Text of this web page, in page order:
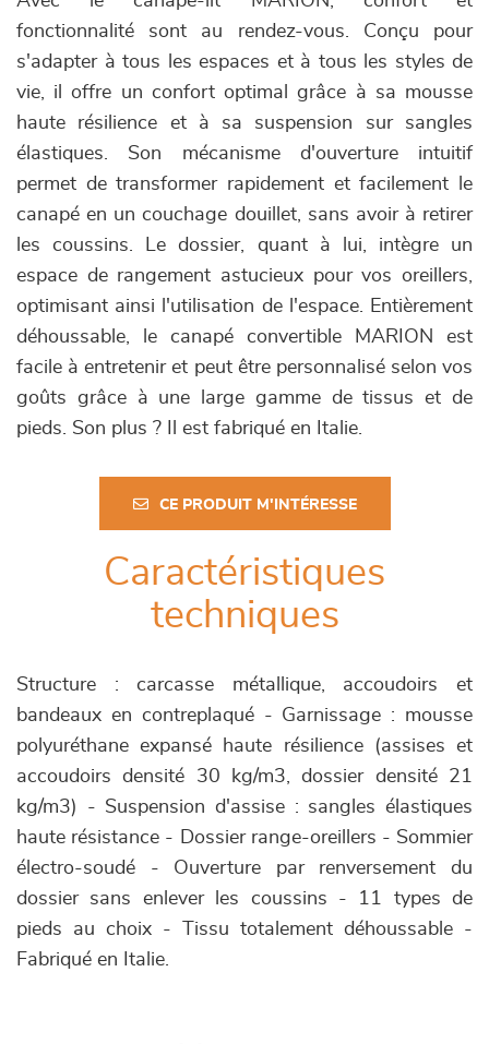
fonctionnalité sont au rendez-vous. Conçu pour
s'adapter à tous les espaces et à tous les styles de
vie, il offre un confort optimal grâce à sa mousse
haute résilience et à sa suspension sur sangles
élastiques. Son mécanisme d'ouverture intuitif
permet de transformer rapidement et facilement le
canapé en un couchage douillet, sans avoir à retirer
les coussins. Le dossier, quant à lui, intègre un
espace de rangement astucieux pour vos oreillers,
optimisant ainsi l'utilisation de l'espace. Entièrement
déhoussable, le canapé convertible MARION est
facile à entretenir et peut être personnalisé selon vos
goûts grâce à une large gamme de tissus et de
pieds. Son plus ? Il est fabriqué en Italie.
CE PRODUIT M'INTÉRESSE
Caractéristiques
techniques
Structure : carcasse métallique, accoudoirs et
bandeaux en contreplaqué - Garnissage : mousse
polyuréthane expansé haute résilience (assises et
accoudoirs densité 30 kg/m3, dossier densité 21
kg/m3) - Suspension d'assise : sangles élastiques
haute résistance - Dossier range-oreillers - Sommier
électro-soudé - Ouverture par renversement du
dossier sans enlever les coussins - 11 types de
pieds au choix - Tissu totalement déhoussable -
Fabriqué en Italie.